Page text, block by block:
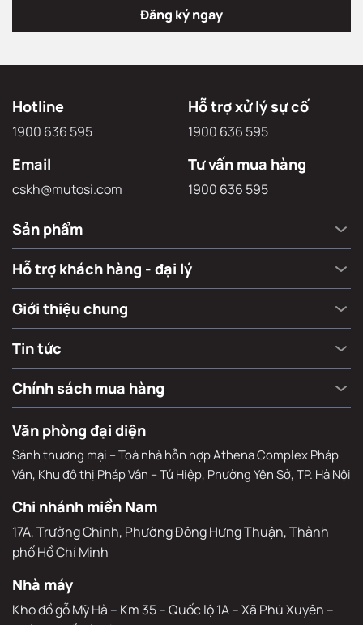
Đăng ký ngay
Hotline
1900 636 595
Hỗ trợ xử lý sự cố
1900 636 595
Email
cskh@mutosi.com
Tư vấn mua hàng
1900 636 595
Sản phẩm
Hỗ trợ khách hàng - đại lý
Giới thiệu chung
Tin tức
Chính sách mua hàng
Văn phòng đại diện
Sảnh thương mại – Toà nhà hỗn hợp Athena Complex Pháp
Vân, Khu đô thị Pháp Vân – Tứ Hiệp, Phường Yên Sở, TP. Hà Nội
Chi nhánh miền Nam
17A, Trường Chinh, Phường Đông Hưng Thuận, Thành
phố Hồ Chí Minh
Nhà máy
Kho đồ gỗ Mỹ Hà – Km 35 – Quốc lộ 1A – Xã Phú Xuyên –